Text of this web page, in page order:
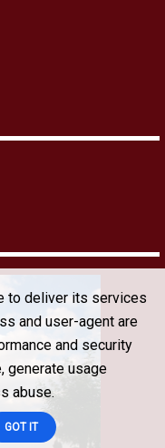
to deliver its services
and user-agent are
and security
generate usage
abuse.
GOT IT